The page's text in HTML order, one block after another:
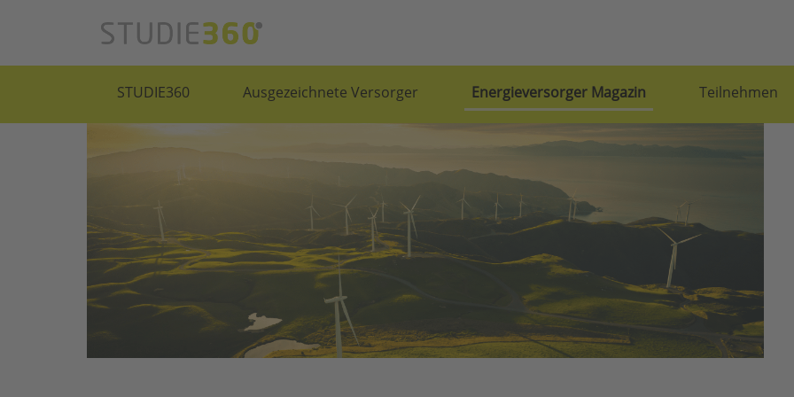
STUDIE360 Ausgezeichnete Versorger Energieversorger Magazin Teilnehmen